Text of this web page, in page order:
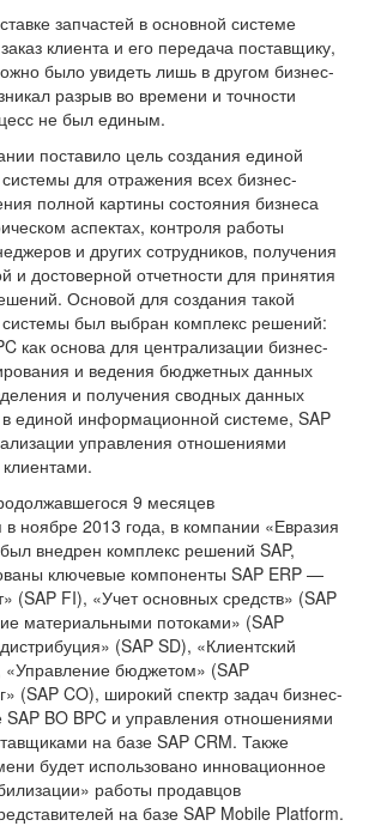
запчастей в основной системе
клиента и его передача поставщику,
было увидеть лишь в другом бизнес-
разрыв во времени и точности
не был единым.
поставило цель создания единой
для отражения всех бизнес-
полной картины состояния бизнеса
аспектах, контроля работы
и других сотрудников, получения
и достоверной отчетности для принятия
Основой для создания такой
был выбран комплекс решений:
как основа для централизации бизнес-
и ведения бюджетных данных
и получения сводных данных
единой информационной системе, SAP
управления отношениями
9 месяцев
ноябре 2013 года, в компании «Евразия
внедрен комплекс решений SAP,
ключевые компоненты SAP ERP —
(SAP FI), «Учет основных средств» (SAP
материальными потоками» (SAP
(SAP SD), «Клиентский
«Управление бюджетом» (SAP
(SAP CO), широкий спектр задач бизнес-
SAP BO BPC и управления отношениями
на базе SAP CRM. Также
будет использовано инновационное
работы продавцов
на базе SAP Mobile Platform.